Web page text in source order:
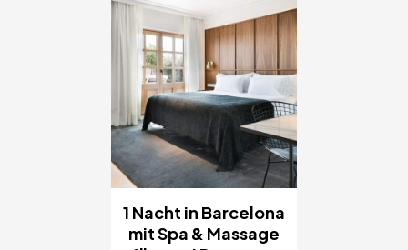
Amsterdam, Niederlande
1 Nacht in Barcelona
mit Spa & Massage